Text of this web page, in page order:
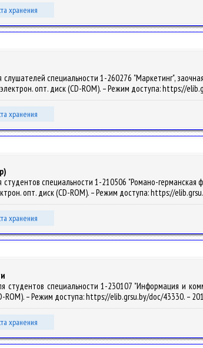
хранения
специальности 1-260276 "Маркетинг",
опт. диск (CD-ROM). – Режим доступа: https://
хранения
специальности 1-210506 "Романо-германская
опт. диск (CD-ROM). – Режим доступа: https://
хранения
студентов специальности 1-230107 "Информация и
ROM). – Режим доступа: https://elib.grsu.by/doc/43330. –
хранения